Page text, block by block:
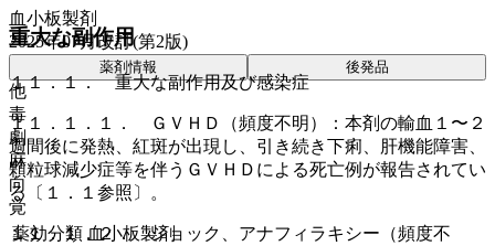
重大な副作用
１１．１． 重大な副作用及び感染症
１１．１．１． ＧＶＨＤ（頻度不明）：本剤の輸血１〜２
週間後に発熱、紅斑が出現し、引き続き下痢、肝機能障害、
顆粒球減少症等を伴うＧＶＨＤによる死亡例が報告されてい
る〔１．１参照〕。
１１．１．２． ショック、アナフィラキシー（頻度不
血小板製剤
2025年07月改訂(第2版)
薬剤情報 後発品
他
毒
劇
麻
向
覚
薬効分類 血小板製剤